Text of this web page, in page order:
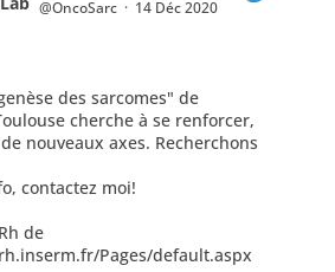
@OncoSarc · 14 Déc 2020
des sarcomes" de
cherche à se renforcer,
nouveaux axes. Recherchons
contactez moi!
de
Pages/default.aspx